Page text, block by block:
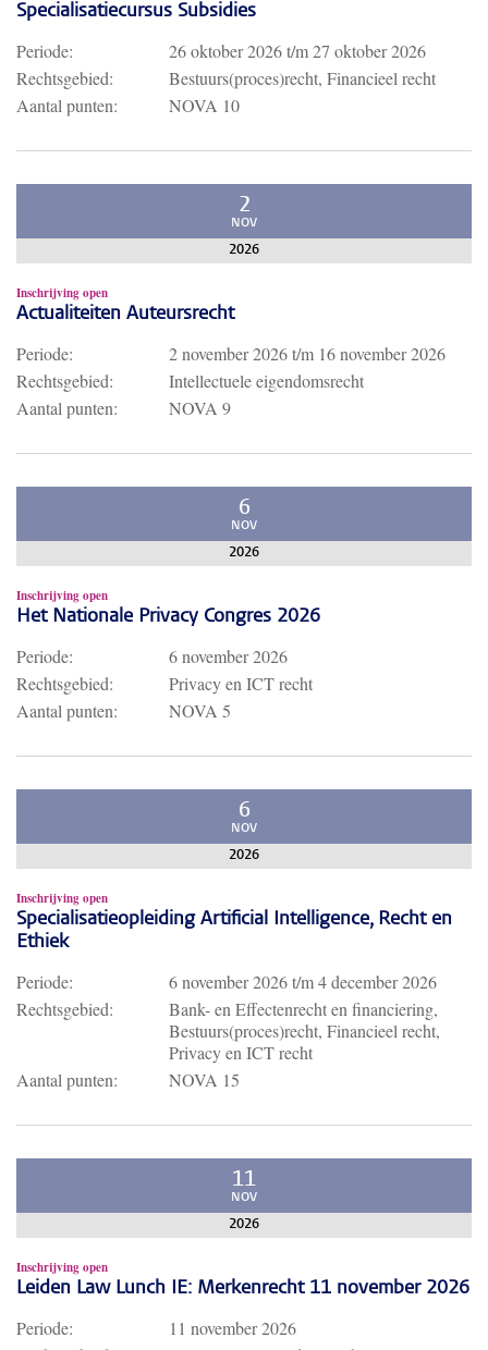
Specialisatiecursus Subsidies
Periode: 26 oktober 2026t/m27 oktober 2026
Rechtsgebied:
Bestuurs(proces)recht, Financieel recht
Aantal punten:
NOVA 10
2
NOV
2026
Inschrijving open
Actualiteiten Auteursrecht
Periode: 2 november 2026t/m 16 november 2026
Rechtsgebied:
Intellectuele eigendomsrecht
Aantal punten:
NOVA 9
6
NOV
2026
Inschrijving open
Het Nationale Privacy Congres 2026
Periode:
6 november 2026
Rechtsgebied:
Privacy en ICT recht
Aantal punten:
NOVA 5
6
NOV
2026
Inschrijving open
Specialisatieopleiding Artificial Intelligence, Recht en
Ethiek
Periode: 6 november 2026t/m4 december 2026
Rechtsgebied:
Bank- en Effectenrecht en financiering,
Bestuurs(proces)recht, Financieel recht,
Privacy en ICT recht
Aantal punten:
NOVA 15
11
NOV
2026
Inschrijving open
Leiden Law Lunch IE: Merkenrecht 11 november 2026
Periode:
11 november 2026